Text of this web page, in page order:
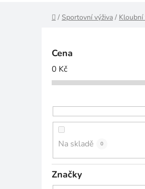
Domů
/ Sportovní výživa / Kloubní
Cena
0 Kč
Na skladě 0
Značky